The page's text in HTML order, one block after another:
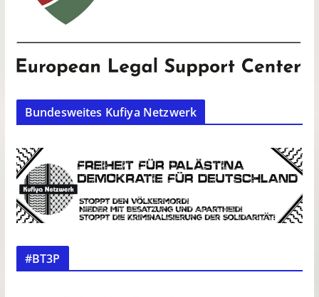
Bundesweites Kufiya Netzwerk
#BT3P